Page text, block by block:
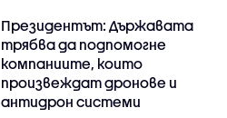
Президентът: Държавата
трябва да подпомогне
компаниите, които
произвеждат дронове и
антидрон системи